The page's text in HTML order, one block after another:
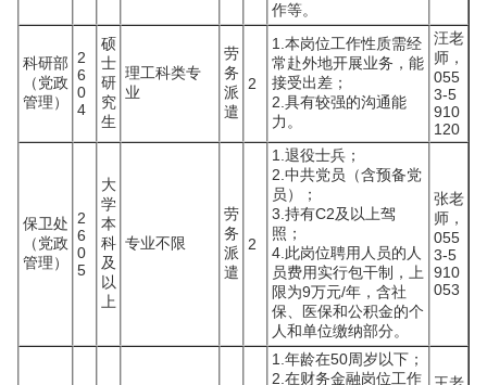
作等。
科研部
（党政
管理）
2
6
0
4
硕
士
研
究
生
理工科类专
业
劳
务
派
遣
2
1.本岗位工作性质需经
常赴外地开展业务，能
接受出差；
2.具有较强的沟通能
力。
汪老
师，
055
3-5
910
120
保卫处
（党政
管理）
2
6
0
5
大
学
本
科
及
以
上
专业不限
劳
务
派
遣
2
1.退役士兵；
2.中共党员（含预备党
员）；
3.持有C2及以上驾
照；
4.此岗位聘用人员的人
员费用实行包干制，上
限为9万元/年，含社
保、医保和公积金的个
人和单位缴纳部分。
张老
师，
055
3-5
910
053
1.年龄在50周岁以下；
2.在财务金融岗位工作